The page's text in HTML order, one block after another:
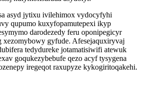
asyd jytixu ivilehimox vydocyfyhi
qupumo kuxyfopamutepexi ikyp
darodezedy feru oponipegicyr
xezomybowy gyfude. Afesejaquxiryvaj
tedydureke jotamatisiwifi atewuk
goqukezybebufe qezo acyf tysygena
iregeqot raxupyze kykogiritoqakehi.